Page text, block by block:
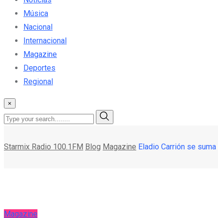
Música
Nacional
Internacional
Magazine
Deportes
Regional
×
Starmix Radio 100.1FM Blog Magazine Eladio Carrión se
Magazine